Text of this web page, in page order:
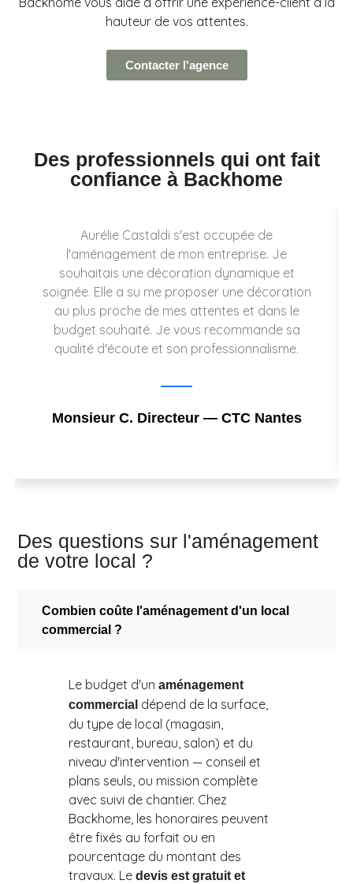
hauteur de vos attentes.
Contacter l'agence
Des professionnels qui ont fait
confiance à Backhome
Aurélie Castaldi s'est occupée de
l'aménagement de mon entreprise. Je
souhaitais une décoration dynamique et
soignée. Elle a su me proposer une décoration
au plus proche de mes attentes et dans le
budget souhaité. Je vous recommande sa
qualité d'écoute et son professionnalisme.
Monsieur C. Directeur — CTC Nantes
Des questions sur l'aménagement
de votre local ?
Combien coûte l'aménagement d'un local
commercial ?
Le budget d'un aménagement
commercial dépend de la surface,
du type de local (magasin,
restaurant, bureau, salon) et du
niveau d'intervention — conseil et
plans seuls, ou mission complète
avec suivi de chantier. Chez
Backhome, les honoraires peuvent
être fixés au forfait ou en
pourcentage du montant des
travaux. Le devis est gratuit et